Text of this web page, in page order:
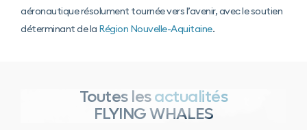
aéronautique résolument tournée vers l’avenir, avec le soutien
déterminant de la Région Nouvelle-Aquitaine.
Toutes lesactualités
FLYING WHALES